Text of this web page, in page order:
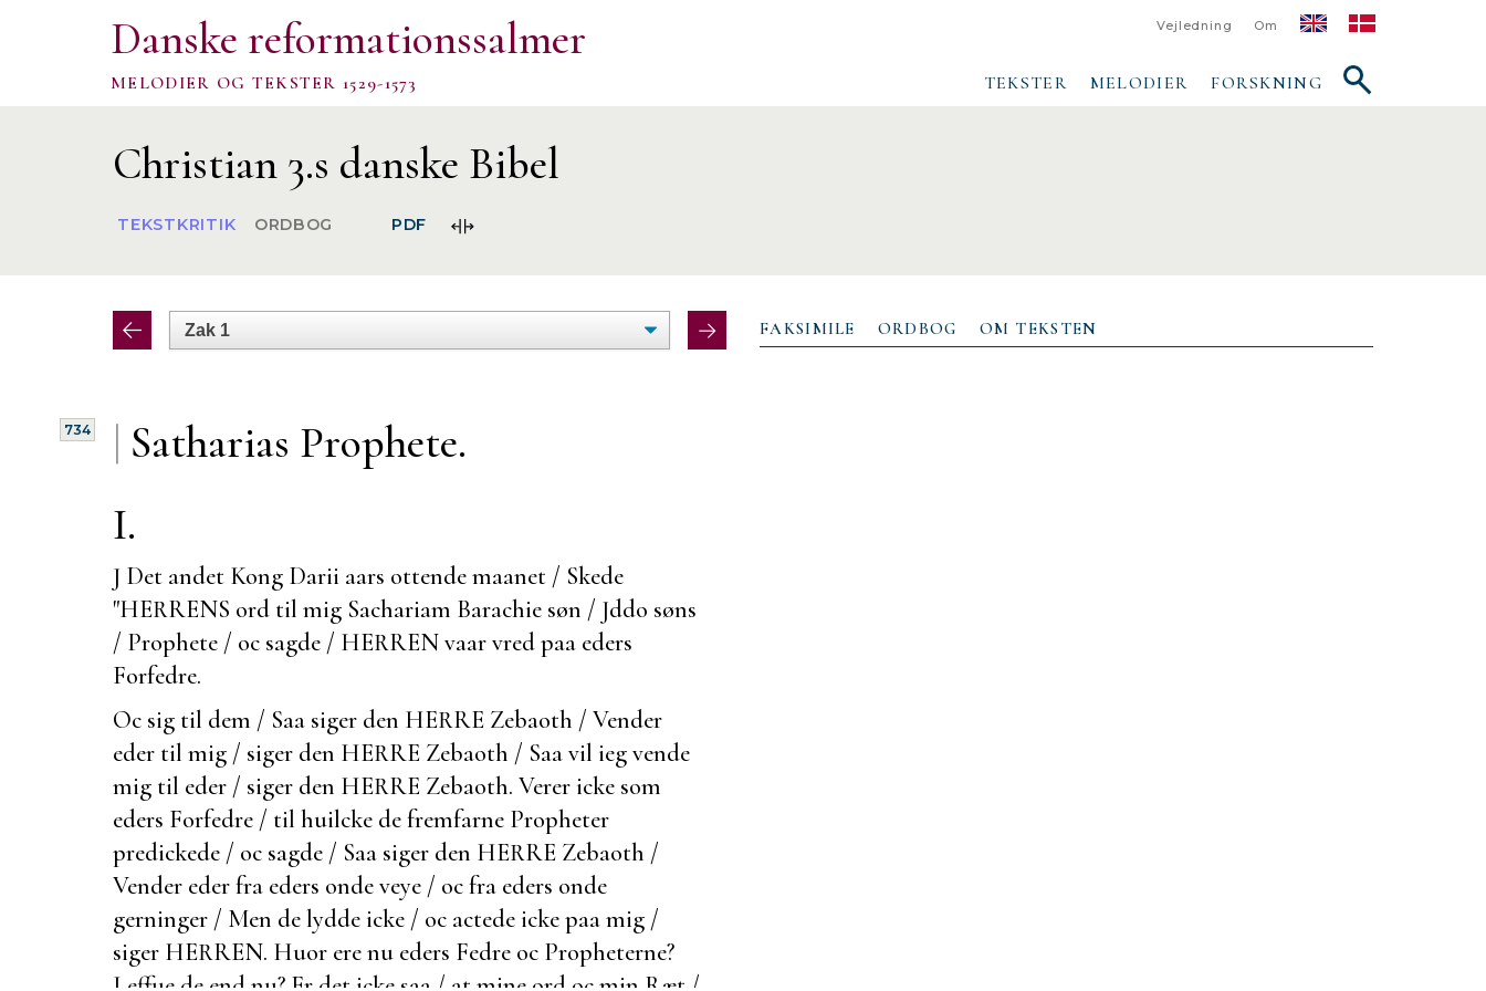
Danske reformationssalmer
MELODIER OG TEKSTER 1529-1573
Vejledning Om
TEKSTER MELODIER FORSKNING
Vis/skjul
søgefelt
Christian 3.s danske Bibel
TEKSTKRITIK ORDBOG PDF
FORØG/FORMINDSK
|
734
Satharias Prophete.
I.
J Det andet Kong Darii aars ottende maanet / Skede
"HERRENS ord til mig Sachariam Barachie søn / Jddo søns
/ Prophete / oc sagde / HERREN vaar vred paa eders
Forfedre.
Oc sig til dem / Saa siger den HERRE Zebaoth / Vender
eder til mig / siger den HERRE Zebaoth / Saa vil ieg vende
mig til eder / siger den HERRE Zebaoth. Verer icke som
eders Forfedre / til huilcke defremfarne Propheter
predickede / oc sagde / Saa siger den HERRE Zebaoth /
Vender eder fra eders onde veye / oc fra eders onde
gerninger / Men de lydde icke / oc actede icke paa mig /
siger HERREN. Huor ere nu eders Fedre oc Propheterne?
Leffue de end nu? Er det icke saa / at mine ord oc min Ræt /
FAKSIMILE ORDBOG OM TEKSTEN